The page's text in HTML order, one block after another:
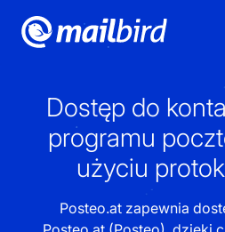
Dostęp do
programu
użyciu
Posteo.at zapewnia